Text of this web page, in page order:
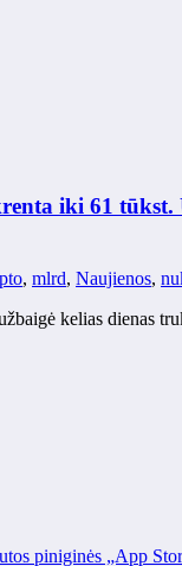
iki 61
, mlrd, Naujienos,
kelias dienas
piniginės „App